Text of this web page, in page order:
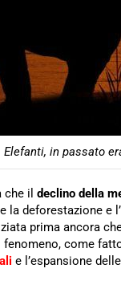
Elefanti, in passato
che il declino della
la deforestazione
prima ancora
come
e l’espansione